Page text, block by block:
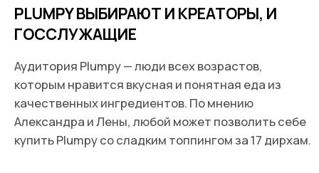
суп и цыпленка с нежным пюре, белыми грибами
и трюфельным соусом, а еще классический
Plumpy с пудрой и перетертыми малиной,
экспатов — жареный лосось с персиками, салат
Нисуаз, греческий салат и Plumpy с манго,
маракуйей или кокосом. Студенты заказывают
лимонады, салаты, Plumpy с фетой, хумусом или
тарамасалатой.